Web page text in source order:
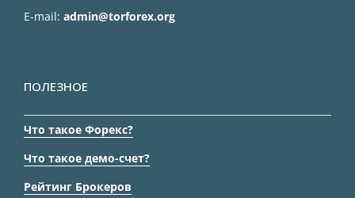
E-mail: admin@torforex.org
ПОЛЕЗНОЕ
Что такое Форекс?
Что такое демо-счет?
Рейтинг Брокеров